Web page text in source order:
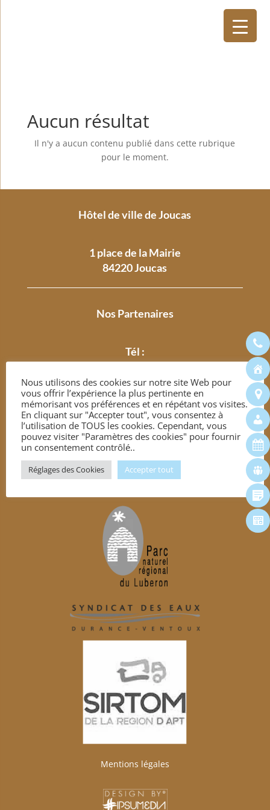
Aucun résultat
Il n'y a aucun contenu publié dans cette rubrique
pour le moment.
Hôtel de ville de Joucas
1 place de la Mairie
84220 Joucas
Nos Partenaires
Tél :
Mentions légales
Nous utilisons des cookies sur notre site Web pour
vous offrir l’expérience la plus pertinente en
mémorisant vos préférences et en répétant vos visites.
En cliquant sur "Accepter tout", vous consentez à
l’utilisation de TOUS les cookies. Cependant, vous
pouvez visiter "Paramètres des cookies" pour fournir
un consentement contrôlé..
Réglages des Cookies Accepter tout